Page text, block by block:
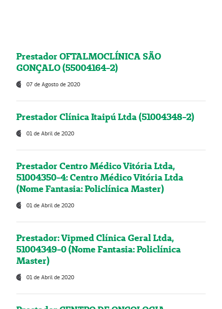
Prestador OFTALMOCLÍNICA SÃO
GONÇALO (55004164-2)
07 de Agosto de 2020
Prestador Clínica Itaipú Ltda (51004348-2)
01 de Abril de 2020
Prestador Centro Médico Vitória Ltda,
51004350-4: Centro Médico Vitória Ltda
(Nome Fantasia: Policlínica Master)
01 de Abril de 2020
Prestador: Vipmed Clínica Geral Ltda,
51004349-0 (Nome Fantasia: Policlínica
Master)
01 de Abril de 2020